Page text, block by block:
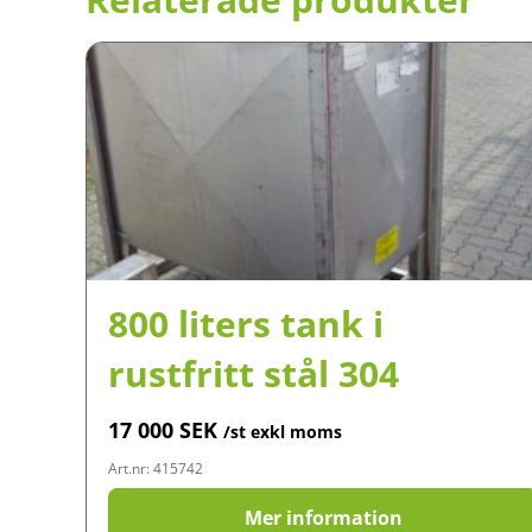
800 liters tank i
rustfritt stål 304
17 000 SEK /st exkl moms
Art.nr: 415742
Mer information